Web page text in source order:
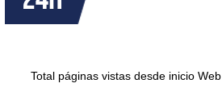
Total páginas vistas desde inicio Web